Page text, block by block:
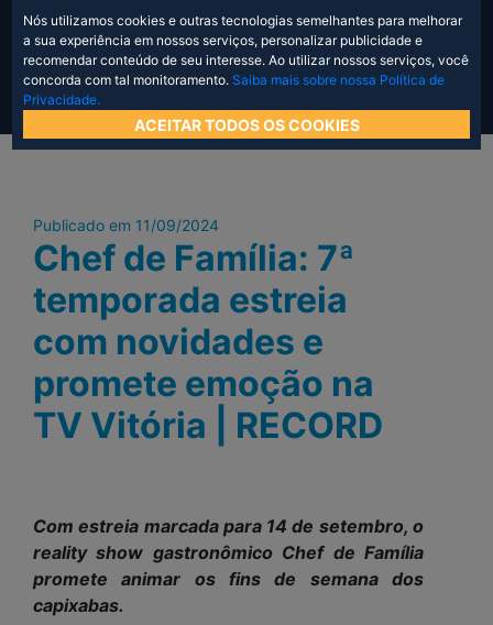
Nós utilizamos cookies e outras tecnologias semelhantes para melhorar
a sua experiência em nossos serviços, personalizar publicidade e
recomendar conteúdo de seu interesse. Ao utilizar nossos serviços, você
concorda com tal monitoramento. Saiba mais sobre nossa Política de
Privacidade.
ACEITAR TODOS OS COOKIES
Publicado em 11/09/2024
Chef de Família: 7ª
temporada estreia
com novidades e
promete emoção na
TV Vitória | RECORD
Com estreia marcada para 14 de setembro, o
reality show gastronômico Chef de Família
promete animar os fins de semana dos
capixabas.